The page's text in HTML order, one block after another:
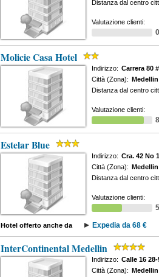
Distanza dal centro
Valutazione clienti:
Molicie Casa Hotel
Indirizzo: Carrera 80
Città (Zona): Medellin
Distanza dal centro
Valutazione clienti:
Estelar Blue
Indirizzo: Cra. 42 No
Città (Zona): Medellin
Distanza dal centro
Valutazione clienti:
Hotel offerto anche da Expedia da 68 €
InterContinental Medellin
Indirizzo: Calle 16
Città (Zona): Medellin